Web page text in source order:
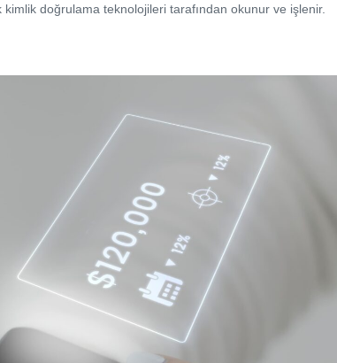
doğrulama teknolojileri tarafından okunur ve işlenir.